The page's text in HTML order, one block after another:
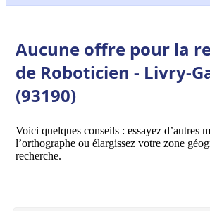
Aucune offre pour la
de Roboticien - Livry-
(93190)
Voici quelques conseils : essayez d’autres
l’orthographe ou élargissez votre zone
recherche.